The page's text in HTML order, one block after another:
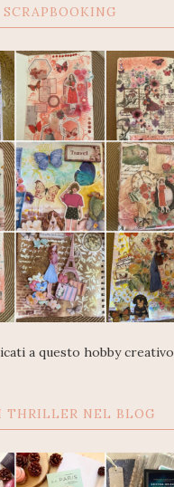
SCRAPBOOKING
a questo hobby creativo
THRILLER NEL BLOG